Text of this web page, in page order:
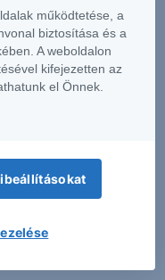
a
okozta
jelentkeznie
most.
működtetése, a
biztosítása és a
A weboldalon
kifejezetten az
el Önnek.